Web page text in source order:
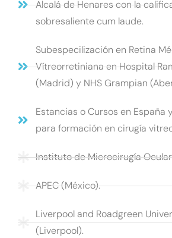
Alcalá de Henares con la
sobresaliente cum laude.
Subespecilización en Retina
Vítreorretiniana en Hospital
(Madrid) y NHS Grampian
Estancias o Cursos en España
para formación en cirugía
Instituto de Microcirugía
APEC (México).
Liverpool and Roadgreen
(Liverpool).